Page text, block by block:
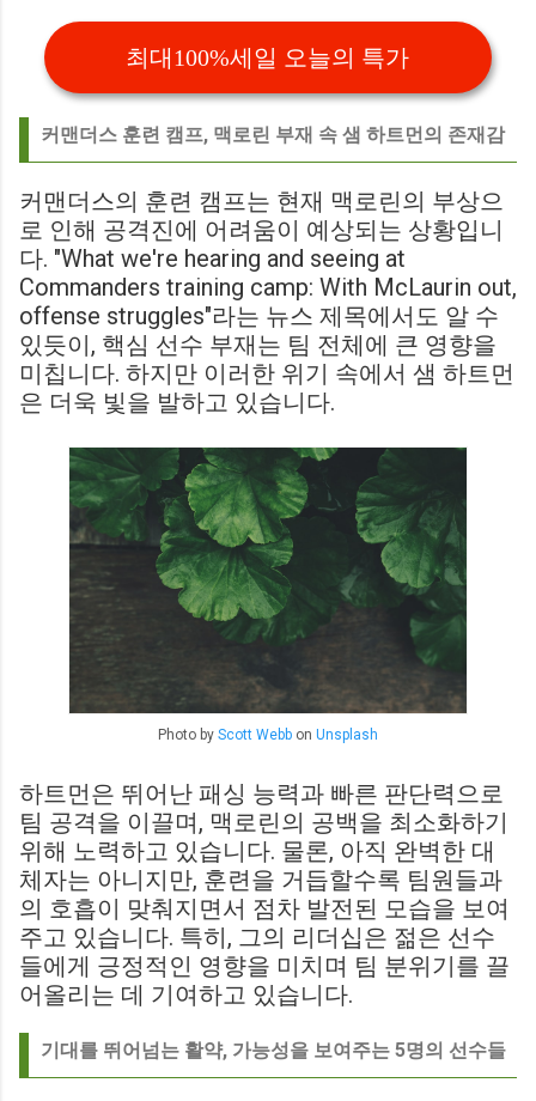
최대100%세일 오늘의 특가
커맨더스 훈련 캠프, 맥로린 부재 속 샘 하트먼의 존재감
커맨더스의 훈련 캠프는 현재 맥로린의 부상으
로 인해 공격진에 어려움이 예상되는 상황입니
다. "What we're hearing and seeing at
Commanders training camp: With McLaurin out,
offense struggles"라는 뉴스 제목에서도 알 수
있듯이, 핵심 선수 부재는 팀 전체에 큰 영향을
미칩니다. 하지만 이러한 위기 속에서 샘 하트먼
은 더욱 빛을 발하고 있습니다.
Photo by Scott Webb on Unsplash
하트먼은 뛰어난 패싱 능력과 빠른 판단력으로
팀 공격을 이끌며, 맥로린의 공백을 최소화하기
위해 노력하고 있습니다. 물론, 아직 완벽한 대
체자는 아니지만, 훈련을 거듭할수록 팀원들과
의 호흡이 맞춰지면서 점차 발전된 모습을 보여
주고 있습니다. 특히, 그의 리더십은 젊은 선수
들에게 긍정적인 영향을 미치며 팀 분위기를 끌
어올리는 데 기여하고 있습니다.
기대를 뛰어넘는 활약, 가능성을 보여주는 5명의 선수들